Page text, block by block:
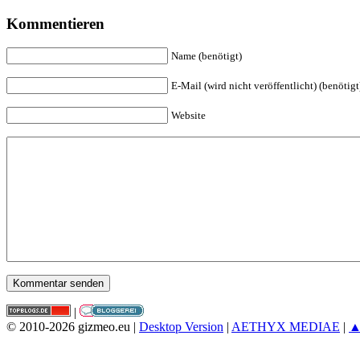
Kommentieren
Name (benötigt)
E-Mail (wird nicht veröffentlicht)
Website
|
© 2010-2026 gizmeo.eu | Desktop Version | AETHYX MEDIAE |